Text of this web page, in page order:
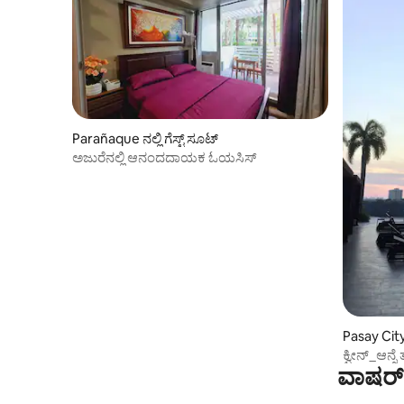
Parañaque ನಲ್ಲಿ ಗೆಸ್ಟ್ ಸೂಟ್
ಅಜುರೆನಲ್ಲಿ ಆನಂದದಾಯಕ ಓಯಸಿಸ್
Pasay
ವಾಷರ್